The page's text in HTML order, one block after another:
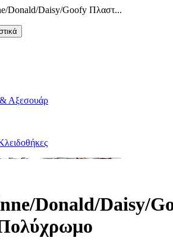
Donald/Daisy/Goofy Πλαστ...
Αξεσουάρ
Donald/Daisy/